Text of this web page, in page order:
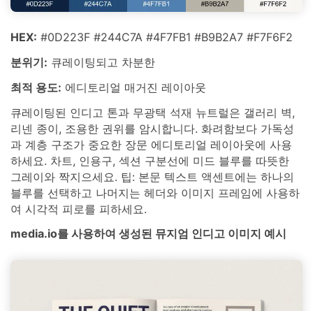
HEX: #0D223F #244C7A #4F7FB1 #B9B2A7 #F7F6F2
분위기: 큐레이팅되고 차분한
최적 용도: 에디토리얼 매거진 레이아웃
큐레이팅된 인디고 톤과 무광택 석재 뉴트럴은 갤러리 벽,
리넨 종이, 조용한 권위를 암시합니다. 화려함보다 가독성
과 계층 구조가 중요한 장문 에디토리얼 레이아웃에 사용
하세요. 차트, 인용구, 섹션 구분선에 미드 블루를 따뜻한
그레이와 짝지으세요. 팁: 본문 텍스트 액센트에는 하나의
블루를 선택하고 나머지는 헤더와 이미지 프레임에 사용하
여 시각적 피로를 피하세요.
media.io를 사용하여 생성된 뮤지엄 인디고 이미지 예시